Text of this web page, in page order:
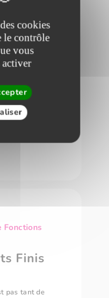
devez savoir à
sur des
Fonctions
Finis
pas tant de
cookies
le contrôle
vous
activer